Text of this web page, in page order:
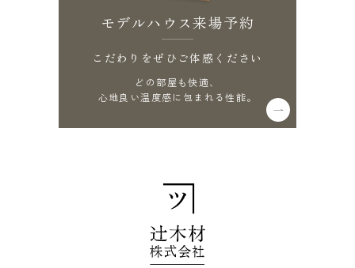
モデルハウス来場予約
こだわりをぜひご体感ください
どの部屋も快適、
心地良い温度感に包まれる性能。